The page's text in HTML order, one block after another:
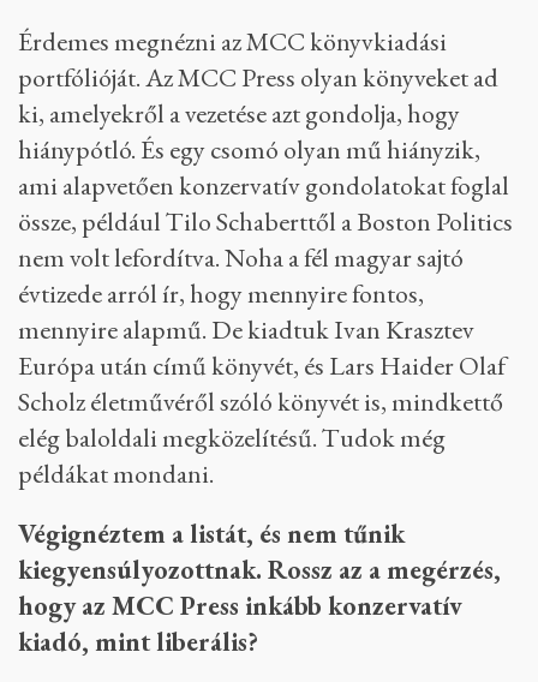
Érdemes megnézni az MCC könyvkiadási
portfólióját. Az MCC Press olyan könyveket ad
ki, amelyekről a vezetése azt gondolja, hogy
hiánypótló. És egy csomó olyan mű hiányzik,
ami alapvetően konzervatív gondolatokat foglal
össze, például Tilo Schaberttől a Boston Politics
nem volt lefordítva. Noha a fél magyar sajtó
évtizede arról ír, hogy mennyire fontos,
mennyire alapmű. De kiadtuk Ivan Krasztev
Európa után című könyvét, és Lars Haider Olaf
Scholz életművéről szóló könyvét is, mindkettő
elég baloldali megközelítésű. Tudok még
példákat mondani.
Végignéztem a listát, és nem tűnik
kiegyensúlyozottnak. Rossz az a megérzés,
hogy az MCC Press inkább konzervatív
kiadó, mint liberális?